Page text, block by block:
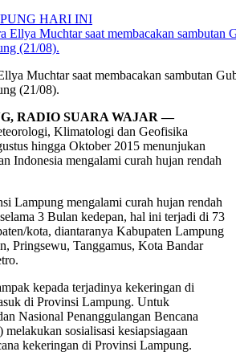
HARI INI
Muchtar saat membacakan sambutan
(21/08).
RADIO SUARA WAJAR —
Klimatologi dan Geofisika
hingga Oktober 2015 menunjukan
Indonesia mengalami curah hujan rendah
Lampung mengalami curah hujan rendah
3 Bulan kedepan, hal ini terjadi di 73
kota, diantaranya Kabupaten Lampung
Pringsewu, Tanggamus, Kota Bandar
kepada terjadinya kekeringan di
di Provinsi Lampung. Untuk
Nasional Penanggulangan Bencana
sosialisasi kesiapsiagaan
kekeringan di Provinsi Lampung.